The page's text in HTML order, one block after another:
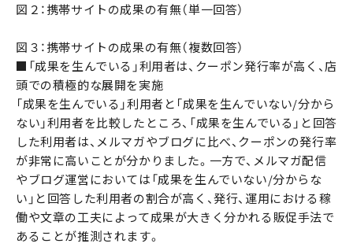
図２：携帯サイトの成果の有無（単一回答）
図３：携帯サイトの成果の有無（複数回答）
■「成果を生んでいる」利用者は、クーポン発行率が高く、店
頭での積極的な展開を実施
「成果を生んでいる」利用者と「成果を生んでいない/分から
ない」利用者を比較したところ、「成果を生んでいる」と回答
した利用者は、メルマガやブログに比べ、クーポンの発行率
が非常に高いことが分かりました。一方で、メルマガ配信
やブログ運営においては「成果を生んでいない/分からな
い」と回答した利用者の割合が高く、発行、運用における稼
働や文章の工夫によって成果が大きく分かれる販促手法で
あることが推測されます。